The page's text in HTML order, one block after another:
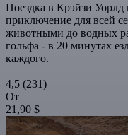
Поездка в Крэйзи Уорлд
приключение для всей
животными до водных
гольфа - в 20 минутах
каждого.
4,5 (231)
От
21,90 $